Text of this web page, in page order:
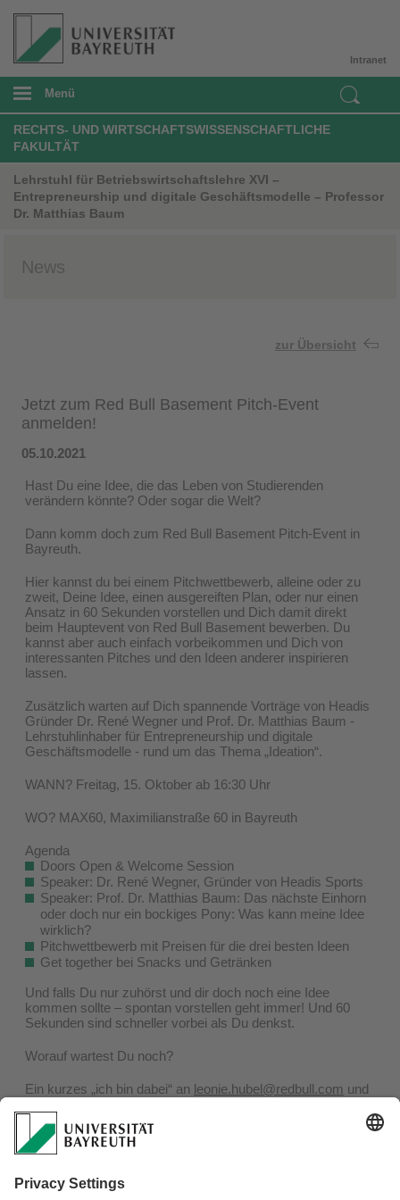
Intranet
Menü
RECHTS- UND WIRTSCHAFTSWISSENSCHAFTLICHE
FAKULTÄT
Lehrstuhl für Betriebswirtschaftslehre XVI –
Entrepreneurship und digitale Geschäftsmodelle – Professor
Dr. Matthias Baum
News
zur Übersicht
Jetzt zum Red Bull Basement Pitch-Event
anmelden!
05.10.2021
Hast Du eine Idee, die das Leben von Studierenden
verändern könnte? Oder sogar die Welt?
Dann komm doch zum Red Bull Basement Pitch-Event in
Bayreuth.
Hier kannst du bei einem Pitchwettbewerb, alleine oder zu
zweit, Deine Idee, einen ausgereiften Plan, oder nur einen
Ansatz in 60 Sekunden vorstellen und Dich damit direkt
beim Hauptevent von Red Bull Basement bewerben. Du
kannst aber auch einfach vorbeikommen und Dich von
interessanten Pitches und den Ideen anderer inspirieren
lassen.
Zusätzlich warten auf Dich spannende Vorträge von Headis
Gründer Dr. René Wegner und Prof. Dr. Matthias Baum -
Lehrstuhlinhaber für Entrepreneurship und digitale
Geschäftsmodelle - rund um das Thema „Ideation“.
WANN? Freitag, 15. Oktober ab 16:30 Uhr
WO? MAX60, Maximilianstraße 60 in Bayreuth
Agenda
Doors Open & Welcome Session
Speaker: Dr. René Wegner, Gründer von Headis Sports
Speaker: Prof. Dr. Matthias Baum: Das nächste Einhorn
oder doch nur ein bockiges Pony: Was kann meine Idee
wirklich?
Pitchwettbewerb mit Preisen für die drei besten Ideen
Get together bei Snacks und Getränken
Und falls Du nur zuhörst und dir doch noch eine Idee
kommen sollte – spontan vorstellen geht immer! Und 60
Sekunden sind schneller vorbei als Du denkst.
Worauf wartest Du noch?
Ein kurzes „ich bin dabei“ an leonie.hubel@redbull.com und
(Schnell sein lohnt sich, da die Plätze begrenzt sind.)
Dich erst einmal von den Ideen der anderen treiben lassen